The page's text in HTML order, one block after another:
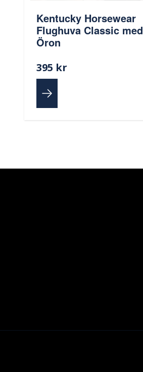
Kentucky Horsewear
Flughuva Classic med
Öron
395 kr